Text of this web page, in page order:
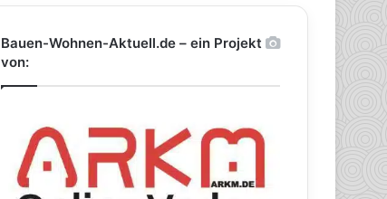
Bauen-Wohnen-Aktuell.de – ein Projekt
von: